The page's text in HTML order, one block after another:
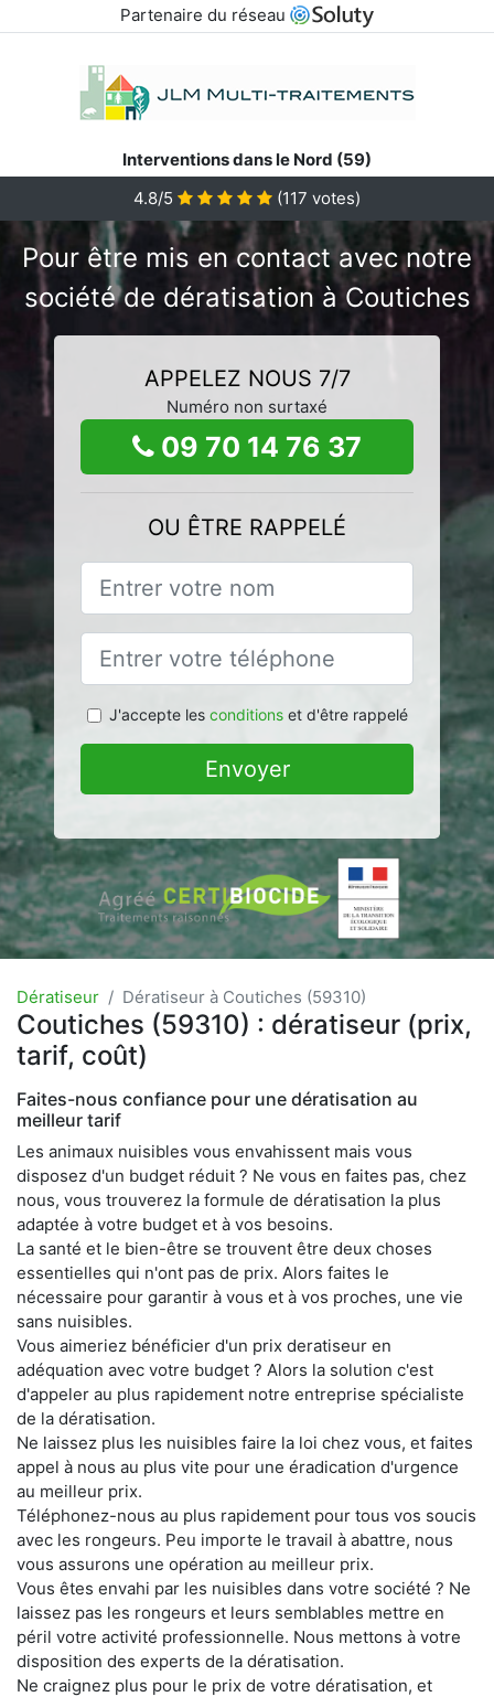
Partenaire du réseau
Interventions dans le Nord (59)
4.8/5
(117 votes)
Pour être mis en contact avec notre
société de dératisation à Coutiches
APPELEZ NOUS 7/7
Numéro non surtaxé
09 70 14 76 37
OU ÊTRE RAPPELÉ
J'accepte les conditionset d'être rappelé
Envoyer
Dératiseur Dératiseur à Coutiches (59310)
Coutiches (59310) : dératiseur (prix,
tarif, coût)
Faites-nous confiance pour une dératisation au
meilleur tarif
Les animaux nuisibles vous envahissent mais vous
disposez d'un budget réduit ? Ne vous en faites pas, chez
nous, vous trouverez la formule de dératisation la plus
adaptée à votre budget et à vos besoins.
La santé et le bien-être se trouvent être deux choses
essentielles qui n'ont pas de prix. Alors faites le
nécessaire pour garantir à vous et à vos proches, une vie
sans nuisibles.
Vous aimeriez bénéficier d'un prix deratiseur en
adéquation avec votre budget ? Alors la solution c'est
d'appeler au plus rapidement notre entreprise spécialiste
de la dératisation.
Ne laissez plus les nuisibles faire la loi chez vous, et faites
appel à nous au plus vite pour une éradication d'urgence
au meilleur prix.
Téléphonez-nous au plus rapidement pour tous vos soucis
avec les rongeurs. Peu importe le travail à abattre, nous
vous assurons une opération au meilleur prix.
Vous êtes envahi par les nuisibles dans votre société ? Ne
laissez pas les rongeurs et leurs semblables mettre en
péril votre activité professionnelle. Nous mettons à votre
disposition des experts de la dératisation.
Ne craignez plus pour le prix de votre dératisation, et